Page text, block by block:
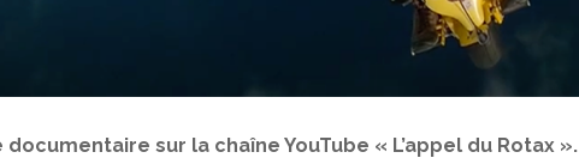
documentaire sur la chaîne YouTube « L’appel du Rotax ».